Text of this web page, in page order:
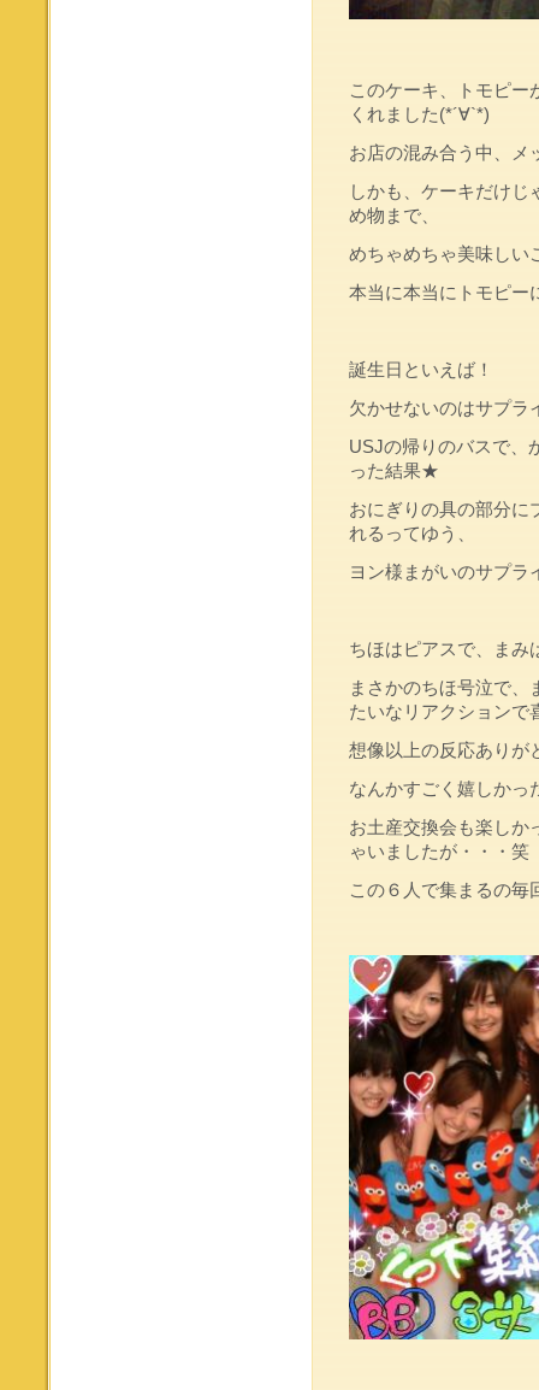
このケーキ、トモピー
くれました(*´∀`*)
お店の混み合う中、メ
しかも、ケーキだけじ
め物まで、
めちゃめちゃ美味しい
本当に本当にトモピー
誕生日といえば！
欠かせないのはサプラ
USJの帰りのバスで、
った結果★
おにぎりの具の部分に
れるってゆう、
ヨン様まがいのサプ
ちほはピアスで、まみ
まさかのちほ号泣で
たいなリアクションで
想像以上の反応あり
なんかすごく嬉しかっ
お土産交換会も楽しか
ゃいましたが・・・笑
この６人で集まるの